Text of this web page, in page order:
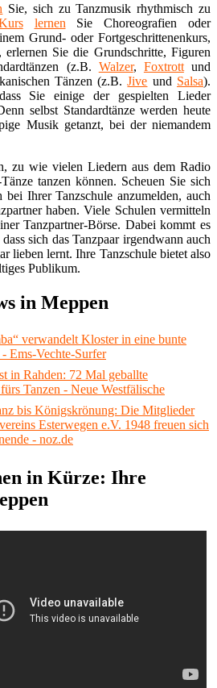
Sie, sich zu Tanzmusik rhythmisch zu
lernen Sie Choreografien oder
Grund- oder Fortgeschrittenenkurs,
erlernen Sie die Grundschritte, Figuren
(z.B. Walzer, Foxtrottund
Tänzen (z.B.Jive und Salsa).
Sie einige der gespielten Lieder
selbst Standardtänze werden heute
Musik getanzt, bei der niemandem
zu wie vielen Liedern aus dem Radio
tanzen können. Scheuen Sie sich
Ihrer Tanzschule anzumelden, auch
haben. Viele Schulen vermitteln
Tanzpartner-Börse. Dabei kommt es
sich das Tanzpaar irgendwann auch
lieben lernt. Ihre Tanzschule bietet also
Publikum.
in Meppen
verwandelt Kloster in eine bunte
Ems-Vechte-Surfer
in Rahden: 72 Mal geballte
Tanzen - Neue Westfälische
bis Königskrönung: Die Mitglieder
Esterwegen e.V. 1948 freuen sich
- noz.de
in Kürze: Ihre